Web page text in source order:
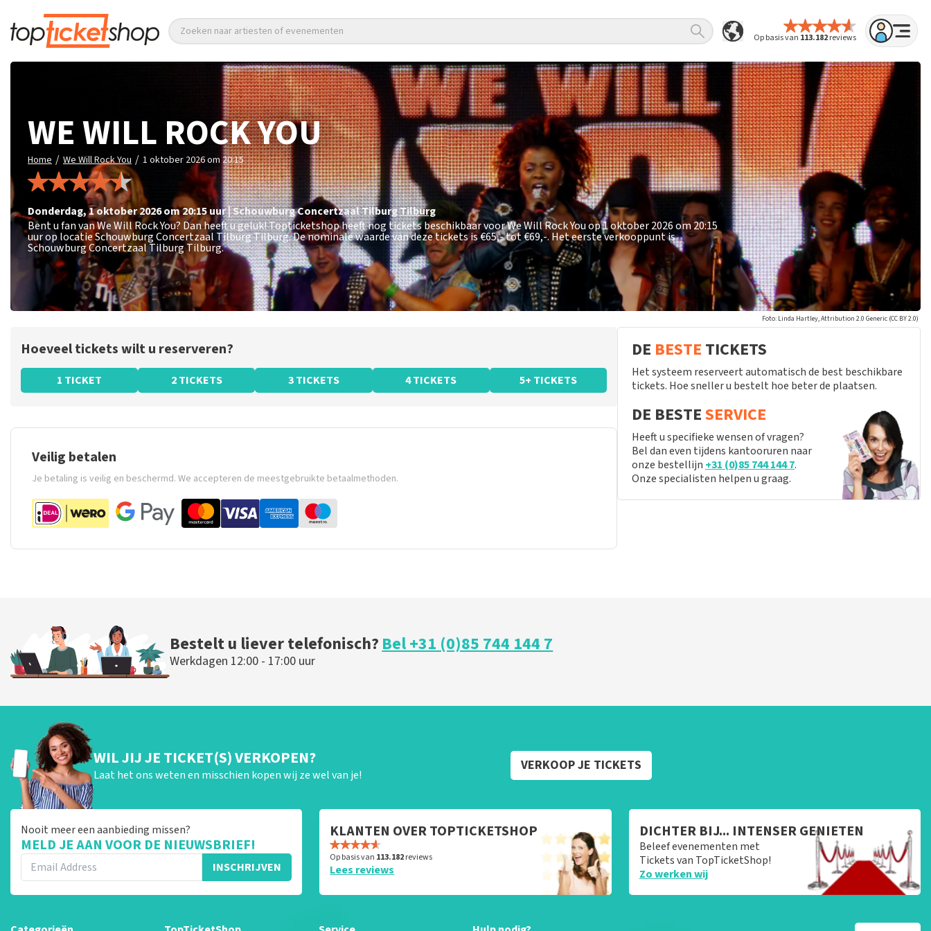
Op basis van 113.182reviews
Zoeken naar artiesten of evenementen
WE WILL ROCK YOU
Home / We Will Rock You / 1 oktober 2026 om 20:15
donderdag,1 oktober 2026 om 20:15uur|Schouwburg Concertzaal TilburgTilburg
Bent u fan van We Will Rock You? Dan heeft u geluk! Topticketshop heeft nog tickets beschikbaar voor We Will Rock You op 1 oktober 2026 om 20:15
uur op locatie Schouwburg Concertzaal Tilburg Tilburg. De nominale waarde van deze tickets is€65,- tot €69,-. Het eerste verkooppunt is
Schouwburg Concertzaal Tilburg Tilburg.
Foto: Linda Hartley, Attribution 2.0 Generic (CC BY 2.0)
Hoeveel tickets wilt u reserveren?
1 TICKET 2 TICKETS 3 TICKETS 4 TICKETS 5+ TICKETS
Veilig betalen
Je betaling is veilig en beschermd. We accepteren de meestgebruikte betaalmethoden.
DE BESTE TICKETS
Het systeem reserveert automatisch de best beschikbare
tickets. Hoe sneller u bestelt hoe beter de plaatsen.
DE BESTESERVICE
Heeft u specifieke wensen of vragen?
Bel dan even tijdens kantooruren naar
onze bestellijn +31 (0)85 744 144 7.
Onze specialisten helpen u graag.
Bestelt u liever telefonisch?Bel +31 (0)85 744 144 7
Werkdagen 12:00 - 17:00 uur
WIL JIJ JE TICKET(S) VERKOPEN?
Laat het ons weten en misschien kopen wij ze wel van je!
VERKOOP JE TICKETS
Nooit meer een aanbieding missen?
MELD JE AAN VOOR DE NIEUWSBRIEF!
INSCHRIJVEN
KLANTEN OVER TOPTICKETSHOP
Op basis van 113.182reviews
Lees reviews
DICHTER BIJ... INTENSER GENIETEN
Beleef evenementen met
Tickets van TopTicketShop!
Zo werken wij